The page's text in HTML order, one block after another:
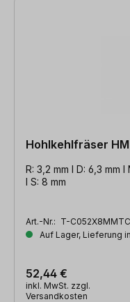
Hohlkehlfräser
R: 3,2 mm l D: 6,3 mm l
l S: 8 mm
Art.-Nr.: T-C052X8MMTC
Auf Lager, Lieferung
52,44 €
inkl. MwSt. zzgl.
Versandkosten